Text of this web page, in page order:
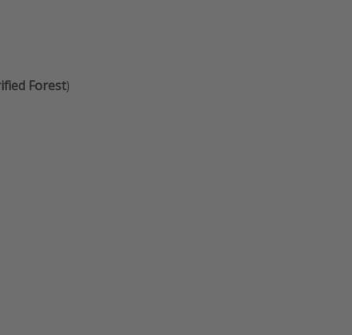
Forest)